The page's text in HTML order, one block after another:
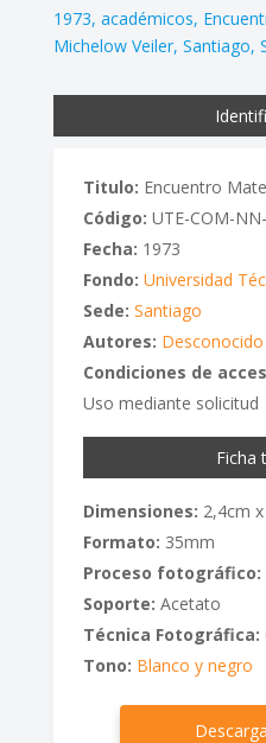
1973 académicos
Michelow Veiler Santiago
Titulo: Encuentro
Código: UTE-COM-
Fecha: 1973
Fondo: Universidad
Sede: Santiago
Autores: Desconocido
Condiciones de
Uso mediante solicitud
Ficha
Dimensiones: 2,4cm
Formato: 35mm
Proceso fotográfico:
Soporte: Acetato
Técnica Fotográfica:
Tono: Blanco y negro